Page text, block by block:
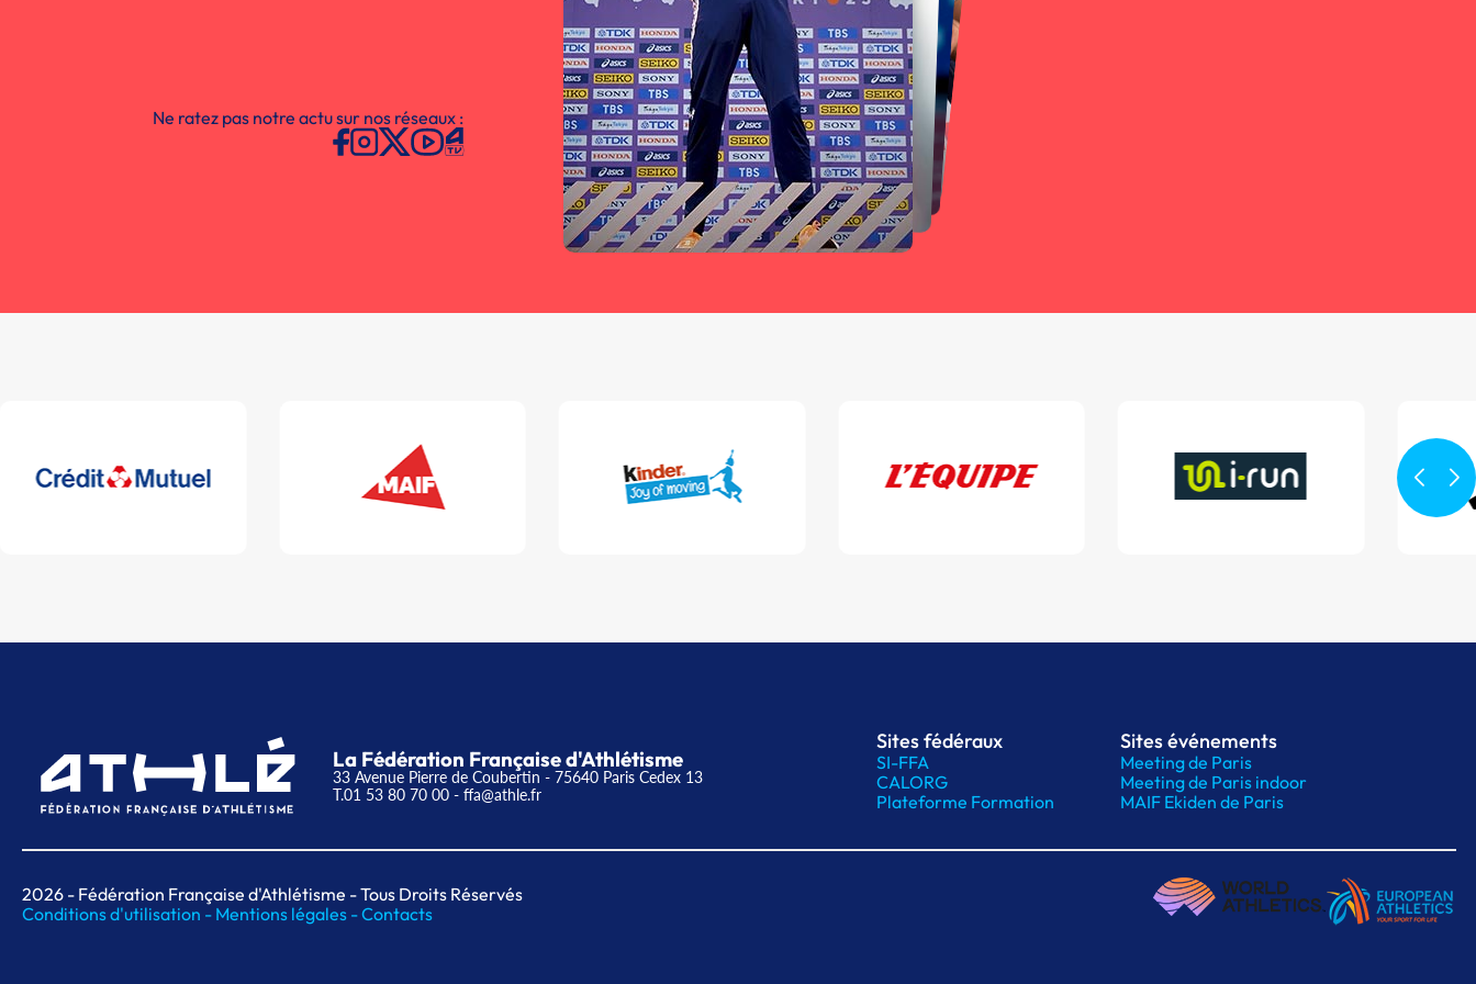
Ne ratez pas notre actu sur nos réseaux :
La Fédération Française d'Athlétisme
33 Avenue Pierre de Coubertin - 75640 Paris Cedex 13
T.01 53 80 70 00 - ffa@athle.fr
Sites fédéraux
SI-FFA
CALORG
Plateforme Formation
Sites événements
Meeting de Paris
Meeting de Paris indoor
MAIF Ekiden de Paris
2026 - Fédération Française d'Athlétisme - Tous Droits Réservés
Conditions d'utilisation - Mentions légales -Contacts